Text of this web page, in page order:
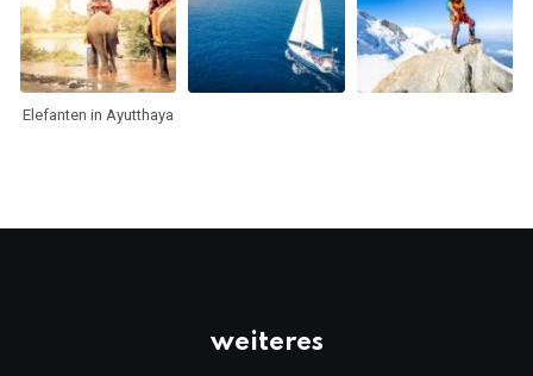
Elefanten in Ayutthaya
weiteres